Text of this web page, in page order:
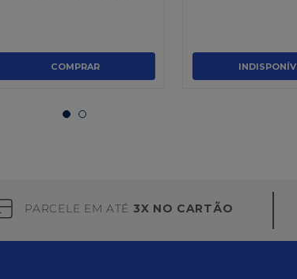
COMPRAR
PARCELE EM ATÉ 3X NO CARTÃO